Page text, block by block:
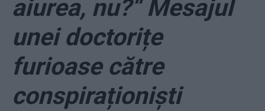
aiurea, nu?“ Mesajul
unei doctorițe
furioase către
conspiraționiști